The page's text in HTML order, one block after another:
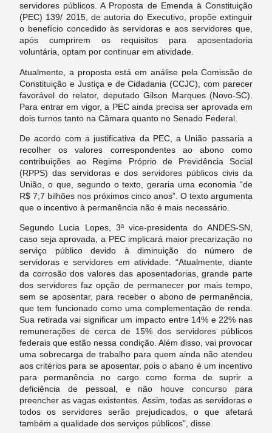
servidores públicos. A Proposta de Emenda à Constituição
(PEC) 139/ 2015, de autoria do Executivo, propõe extinguir
o benefício concedido às servidoras e aos servidores que,
após cumprirem os requisitos para aposentadoria
voluntária, optam por continuar em atividade.
Atualmente, a proposta está em análise pela Comissão de
Constituição e Justiça e de Cidadania (CCJC), com parecer
favorável do relator, deputado Gilson Marques (Novo-SC).
Para entrar em vigor, a PEC ainda precisa ser aprovada em
dois turnos tanto na Câmara quanto no Senado Federal.
De acordo com a justificativa da PEC, a União passaria a
recolher os valores correspondentes ao abono como
contribuições ao Regime Próprio de Previdência Social
(RPPS) das servidoras e dos servidores públicos civis da
União, o que, segundo o texto, geraria uma economia “de
R$ 7,7 bilhões nos próximos cinco anos”. O texto argumenta
que o incentivo à permanência não é mais necessário.
Segundo Lucia Lopes, 3ª vice-presidenta do ANDES-SN,
caso seja aprovada, a PEC implicará maior precarização no
serviço público devido à diminuição do número de
servidoras e servidores em atividade. “Atualmente, diante
da corrosão dos valores das aposentadorias, grande parte
dos servidores faz opção de permanecer por mais tempo,
sem se aposentar, para receber o abono de permanência,
que tem funcionado como uma complementação de renda.
Sua retirada vai significar um impacto entre 14% e 22% nas
remunerações de cerca de 15% dos servidores públicos
federais que estão nessa condição. Além disso, vai provocar
uma sobrecarga de trabalho para quem ainda não atendeu
aos critérios para se aposentar, pois o abano é um incentivo
para permanência no cargo como forma de suprir a
deficiência de pessoal, e não houve concurso para
preencher as vagas existentes. Assim, todas as servidoras e
todos os servidores serão prejudicados, o que afetará
também a qualidade dos serviços públicos”, disse.